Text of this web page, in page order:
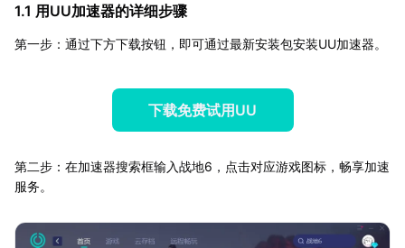
1.1 用UU加速器的详细步骤
第一步：通过下方下载按钮，即可通过最新安装包安装UU加速器。
下载免费试用UU
第二步：在加速器搜索框输入战地6，点击对应游戏图标，畅享加速
服务。